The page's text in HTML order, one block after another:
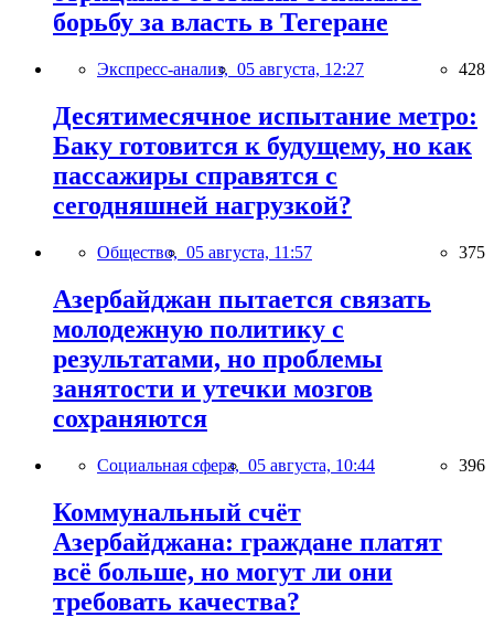
борьбу за власть в Тегеране
Экспресс-анализ, 05 августа, 12:27 428
Десятимесячное испытание метро:
Баку готовится к будущему, но как
пассажиры справятся с
сегодняшней нагрузкой?
Общество, 05 августа, 11:57 375
Азербайджан пытается связать
молодежную политику с
результатами, но проблемы
занятости и утечки мозгов
сохраняются
Социальная сфера, 05 августа, 10:44 396
Коммунальный счёт
Азербайджана: граждане платят
всё больше, но могут ли они
требовать качества?